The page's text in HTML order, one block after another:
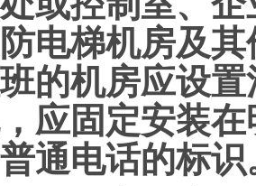
电梯机房及
的机房应设
应固定安装
通电话的标识